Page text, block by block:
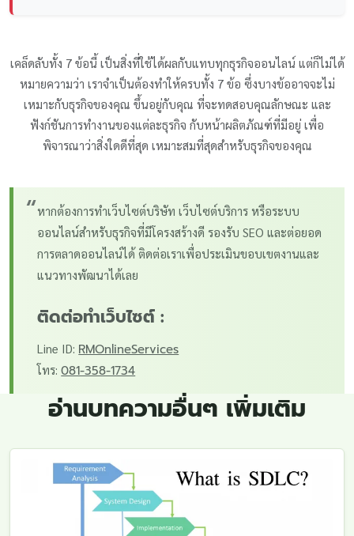
เคล็ดลับทั้ง 7 ข้อนี้ เป็นสิ่งที่ใช้ได้ผลกับแทบทุกธุรกิจออนไลน์ แต่ก็ไม่ได้
หมายความว่า เราจำเป็นต้องทำให้ครบทั้ง 7 ข้อ ซึ่งบางข้ออาจจะไม่
เหมาะกับธุรกิจของคุณ ขึ้นอยู่กับคุณ ที่จะทดสอบคุณลักษณะ และ
ฟังก์ชันการทำงานของแต่ละธุรกิจ กับหน้าผลิตภัณฑ์ที่มีอยู่ เพื่อ
พิจารณาว่าสิ่งใดดีที่สุด เหมาะสมที่สุดสำหรับธุรกิจของคุณ
“หากต้องการทำเว็บไซต์บริษัท เว็บไซต์บริการ หรือระบบ
ออนไลน์สำหรับธุรกิจที่มีโครงสร้างดี รองรับ SEO และต่อยอด
การตลาดออนไลน์ได้ ติดต่อเราเพื่อประเมินขอบเขตงานและ
แนวทางพัฒนาได้เลย
ติดต่อทำเว็บไซต์ :
Line ID: RMOnlineServices
โทร:081-358-1734
อ่านบทความอื่นๆ เพิ่มเติม